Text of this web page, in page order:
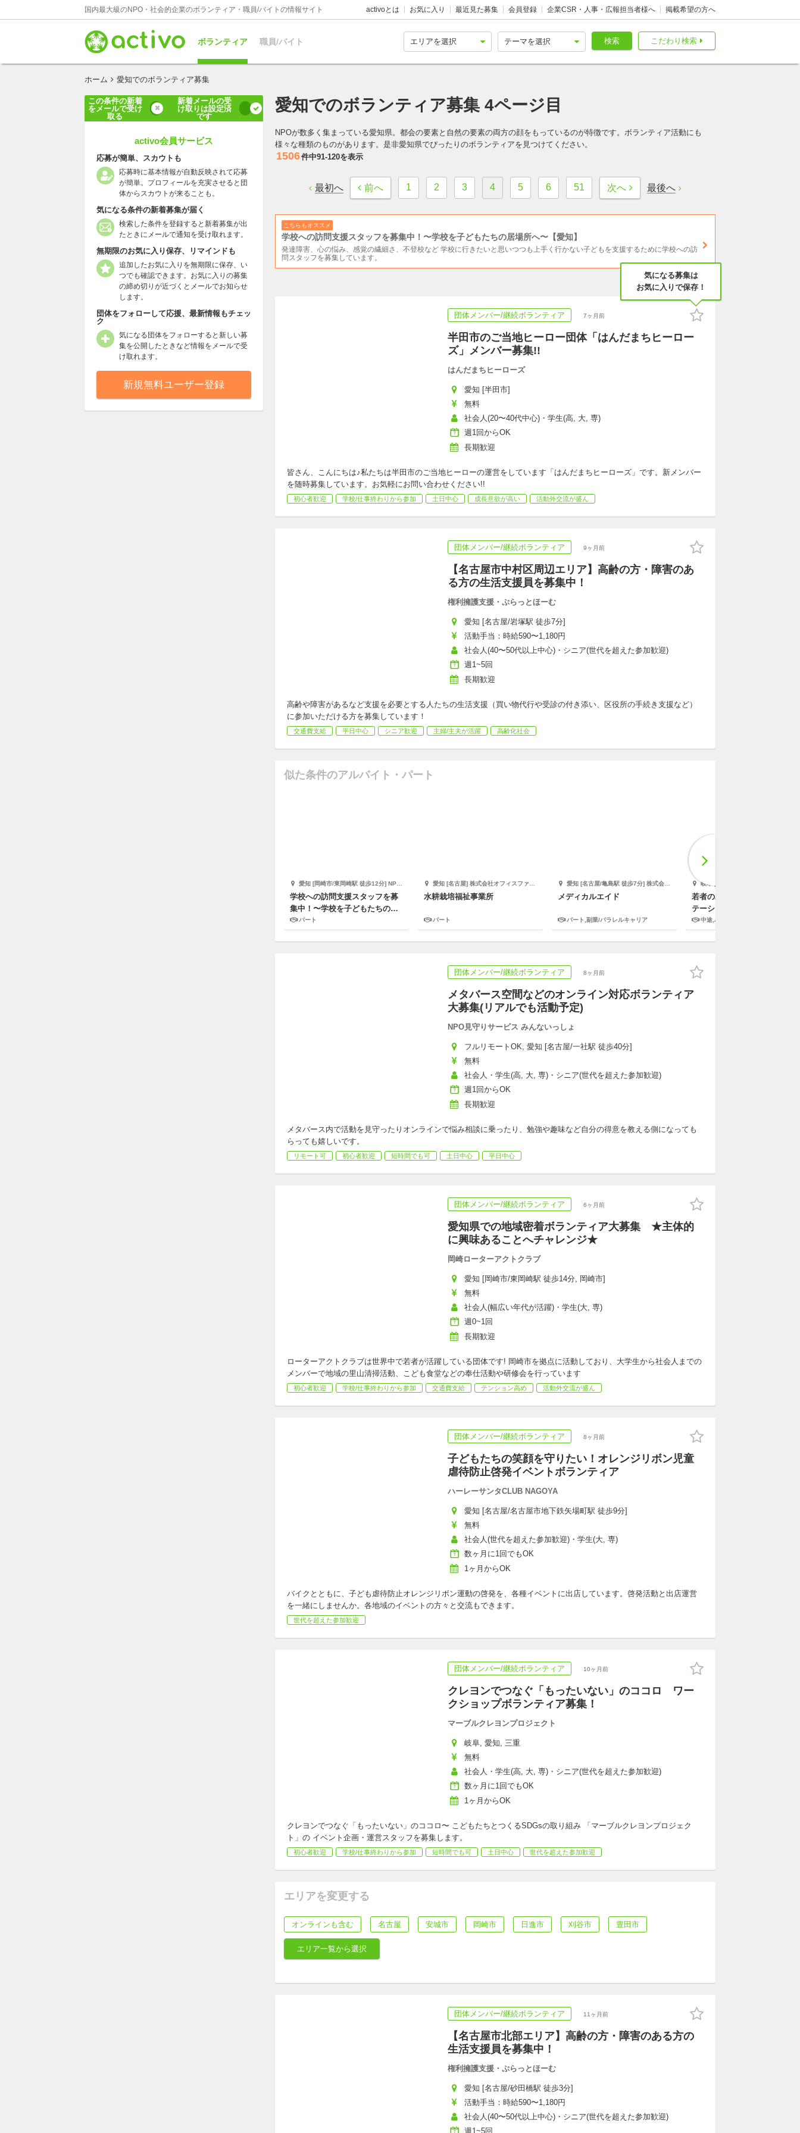
国内最大級のNPO・社会的企業のボランティア・職員/バイトの情報サイト activoとは お気に入り 最近見た募集 会員登録 企業CSR・人事・広報担当者様へ 掲載希望の方へ
ボランティア 職員/バイト こだわり検索
検索
ホーム 愛知でのボランティア募集
愛知でのボランティア募集 4ページ目
NPOが数多く集まっている愛知県。都会の要素と自然の要素の両方の顔をもっているのが特徴です。ボランティア活動にも
様々な種類のものがあります。是非愛知県でぴったりのボランティアを見つけてください。
1506件中91-120を表示
最初へ 前へ 1 2 3 4 5 6 51 次へ 最後へ
こちらもオススメ
学校への訪問支援スタッフを募集中！〜学校を子どもたちの居場所へ〜【愛知】
発達障害、心の悩み、感覚の繊細さ、不登校など 学校に行きたいと思いつつも上手く行かない子どもを支援するために学校への訪
問スタッフを募集しています。
気になる募集は
お気に入りで保存！
団体メンバー/継続ボランティア 7ヶ月前
半田市のご当地ヒーロー団体「はんだまちヒーロー
ズ」メンバー募集!!
はんだまちヒーローズ
愛知 [半田市]
無料
社会人(20〜40代中心)・学生(高, 大, 専)
週1回からOK
長期歓迎
皆さん、こんにちは♪私たちは半田市のご当地ヒーローの運営をしています「はんだまちヒーローズ」です。新メンバー
を随時募集しています。お気軽にお問い合わせください!!
初心者歓迎 学校/仕事終わりから参加 土日中心 成長意欲が高い 活動外交流が盛ん
団体メンバー/継続ボランティア 9ヶ月前
【名古屋市中村区周辺エリア】高齢の方・障害のあ
る方の生活支援員を募集中！
権利擁護支援・ぷらっとほーむ
愛知 [名古屋/岩塚駅 徒歩7分]
活動手当：時給590〜1,180円
社会人(40〜50代以上中心)・シニア(世代を超えた参加歓迎)
週1~5回
長期歓迎
高齢や障害があるなど支援を必要とする人たちの生活支援（買い物代行や受診の付き添い、区役所の手続き支援など）
に参加いただける方を募集しています！
交通費支給 平日中心 シニア歓迎 主婦/主夫が活躍 高齢化社会
似た条件のアルバイト・パート
愛知 [岡崎市/東岡崎駅 徒歩12分] NPO法人コネクトスポット
学校への訪問支援スタッフを募
集中！〜学校を子どもたちの居
場所へ〜【愛知】
パート
愛知 [名古屋] 株式会社オフィスファーム
水耕栽培福祉事業所
パート
愛知 [名古屋/亀島駅 徒歩7分] 株式会社日本デイケアセンター
メディカルエイド
パート,副業/パラレルキャリア
岐阜 [岐阜市/岐阜駅 徒歩4分] 一般社団法人 サステイナブル・サポート
若者の就労支援 /岐阜サポート
テーション
中途,パート
団体メンバー/継続ボランティア 8ヶ月前
メタバース空間などのオンライン対応ボランティア
大募集(リアルでも活動予定)
NPO見守りサービス みんないっしょ
フルリモートOK, 愛知 [名古屋/一社駅 徒歩40分]
無料
社会人・学生(高, 大, 専)・シニア(世代を超えた参加歓迎)
週1回からOK
長期歓迎
メタバース内で活動を見守ったりオンラインで悩み相談に乗ったり、勉強や趣味など自分の得意を教える側になっても
らっても嬉しいです。
リモート可 初心者歓迎 短時間でも可 土日中心 平日中心
団体メンバー/継続ボランティア 6ヶ月前
愛知県での地域密着ボランティア大募集 ★主体的
に興味あることへチャレンジ★
岡崎ローターアクトクラブ
愛知 [岡崎市/東岡崎駅 徒歩14分, 岡崎市]
無料
社会人(幅広い年代が活躍)・学生(大, 専)
週0~1回
長期歓迎
ローターアクトクラブは世界中で若者が活躍している団体です! 岡崎市を拠点に活動しており、大学生から社会人までの
メンバーで地域の里山清掃活動、こども食堂などの奉仕活動や研修会を行っています
初心者歓迎 学校/仕事終わりから参加 交通費支給 テンション高め 活動外交流が盛ん
団体メンバー/継続ボランティア 8ヶ月前
子どもたちの笑顔を守りたい！オレンジリボン児童
虐待防止啓発イベントボランティア
ハーレーサンタCLUB NAGOYA
愛知 [名古屋/名古屋市地下鉄矢場町駅 徒歩9分]
無料
社会人(世代を超えた参加歓迎)・学生(大, 専)
数ヶ月に1回でもOK
1ヶ月からOK
バイクとともに、子ども虐待防止オレンジリボン運動の啓発を、各種イベントに出店しています。啓発活動と出店運営
を一緒にしませんか。各地域のイベントの方々と交流もできます。
世代を超えた参加歓迎
団体メンバー/継続ボランティア 10ヶ月前
クレヨンでつなぐ「もったいない」のココロ ワー
クショップボランティア募集！
マーブルクレヨンプロジェクト
岐阜, 愛知, 三重
無料
社会人・学生(高, 大, 専)・シニア(世代を超えた参加歓迎)
数ヶ月に1回でもOK
1ヶ月からOK
クレヨンでつなぐ「もったいない」のココロ〜 こどもたちとつくるSDGsの取り組み 「マーブルクレヨンプロジェク
ト」の イベント企画・運営スタッフを募集します。
初心者歓迎 学校/仕事終わりから参加 短時間でも可 土日中心 世代を超えた参加歓迎
エリアを変更する
オンラインも含む 名古屋 安城市 岡崎市 日進市 刈谷市 豊田市
エリア一覧から選択
団体メンバー/継続ボランティア 11ヶ月前
【名古屋市北部エリア】高齢の方・障害のある方の
生活支援員を募集中！
権利擁護支援・ぷらっとほーむ
愛知 [名古屋/砂田橋駅 徒歩3分]
活動手当：時給590〜1,180円
社会人(40〜50代以上中心)・シニア(世代を超えた参加歓迎)
週1~5回
この条件の新着
をメールで受け
取る
新着メールの受
け取りは設定済
です
activo会員サービス
応募が簡単、スカウトも
応募時に基本情報が自動反映されて応募
が簡単。プロフィールを充実させると団
体からスカウトが来ることも。
気になる条件の新着募集が届く
検索した条件を登録すると新着募集が出
たときにメールで通知を受け取れます。
無期限のお気に入り保存、リマインドも
追加したお気に入りを無期限に保存、い
つでも確認できます。お気に入りの募集
の締め切りが近づくとメールでお知らせ
します。
団体をフォローして応援、最新情報もチェッ
ク
気になる団体をフォローすると新しい募
集を公開したときなど情報をメールで受
け取れます。
新規無料ユーザー登録